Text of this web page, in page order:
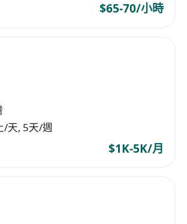
$65-70/小時
/天, 5天/週
$1K-5K/月